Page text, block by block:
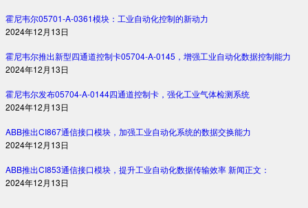
霍尼韦尔05701-A-0361模块：工业自动化控制的新动力
2024年12月13日
霍尼韦尔推出新型四通道控制卡05704-A-0145，增强工业自动化数据控制能力
2024年12月13日
霍尼韦尔发布05704-A-0144四通道控制卡，强化工业气体检测系统
2024年12月13日
ABB推出CI867通信接口模块，加强工业自动化系统的数据交换能力
2024年12月13日
ABB推出CI853通信接口模块，提升工业自动化数据传输效率 新闻正文：
2024年12月13日